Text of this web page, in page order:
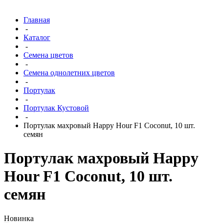
Главная
-
Каталог
-
Семена цветов
-
Семена однолетних цветов
-
Портулак
-
Портулак Кустовой
-
Портулак махровый Happy Hour F1 Coconut, 10 шт.
семян
Портулак махровый Happy
Hour F1 Coconut, 10 шт.
семян
Новинка